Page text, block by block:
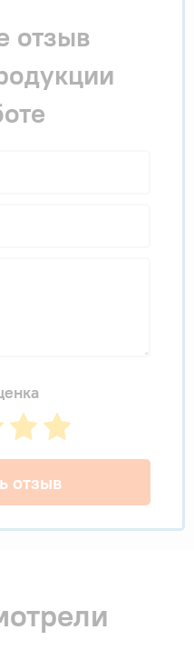
отзыв
отзыв